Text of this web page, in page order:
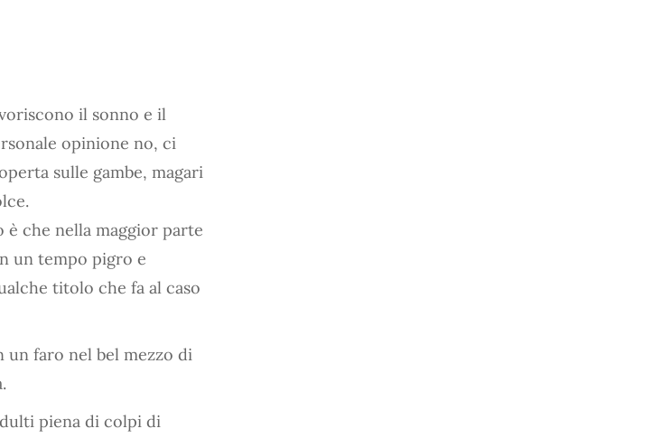
il sonno e il
opinione no, ci
sulle gambe, magari
che nella maggior parte
un tempo pigro e
titolo che fa al caso
un faro nel bel mezzo di
piena di colpi di